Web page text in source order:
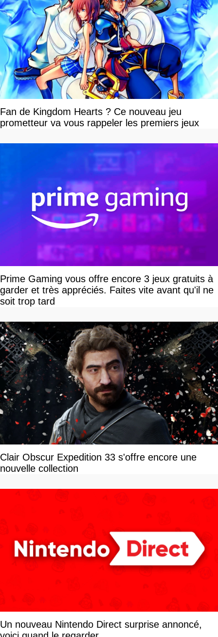
Fan de Kingdom Hearts ? Ce nouveau jeu
prometteur va vous rappeler les premiers jeux
Prime Gaming vous offre encore 3 jeux gratuits à
garder et très appréciés. Faites vite avant qu'il ne
soit trop tard
Clair Obscur Expedition 33 s'offre encore une
nouvelle collection
Un nouveau Nintendo Direct surprise annoncé,